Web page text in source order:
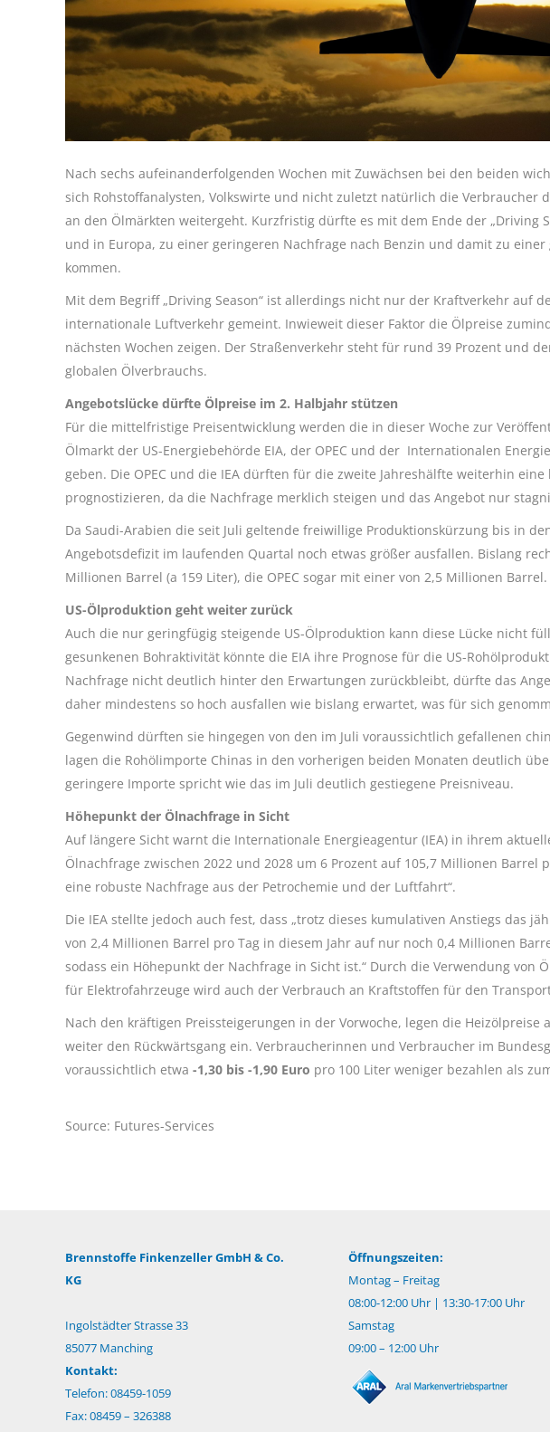
Nach sechs aufeinanderfolgenden Wochen mit Zuwächsen bei den beiden
sich Rohstoffanalysten, Volkswirte und nicht zuletzt natürlich die Verbraucher
an den Ölmärkten weitergeht. Kurzfristig dürfte es mit dem Ende der „Driving
und in Europa, zu einer geringeren Nachfrage nach Benzin und damit zu
kommen.
Mit dem Begriff „Driving Season“ ist allerdings nicht nur der Kraftverkehr auf
internationale Luftverkehr gemeint. Inwieweit dieser Faktor die Ölpreise
nächsten Wochen zeigen. Der Straßenverkehr steht für rund 39 Prozent und
globalen Ölverbrauchs.
Angebotslücke dürfte Ölpreise im 2. Halbjahr stützen
Für die mittelfristige Preisentwicklung werden die in dieser Woche zur
Ölmarkt der US-Energiebehörde EIA, der OPEC und der Internationalen
geben. Die OPEC und die IEA dürften für die zweite Jahreshälfte weiterhin
prognostizieren, da die Nachfrage merklich steigen und das Angebot nur
Da Saudi-Arabien die seit Juli geltende freiwillige Produktionskürzung bis in
Angebotsdefizit im laufenden Quartal noch etwas größer ausfallen. Bislang
Millionen Barrel (a 159 Liter), die OPEC sogar mit einer von 2,5 Millionen Barrel.
US-Ölproduktion geht weiter zurück
Auch die nur geringfügig steigende US-Ölproduktion kann diese Lücke nicht
gesunkenen Bohraktivität könnte die EIA ihre Prognose für die US-
Nachfrage nicht deutlich hinter den Erwartungen zurückbleibt, dürfte das
daher mindestens so hoch ausfallen wie bislang erwartet, was für sich
Gegenwind dürften sie hingegen von den im Juli voraussichtlich gefallenen
lagen die Rohölimporte Chinas in den vorherigen beiden Monaten deutlich
geringere Importe spricht wie das im Juli deutlich gestiegene Preisniveau.
Höhepunkt der Ölnachfrage in Sicht
Auf längere Sicht warnt die Internationale Energieagentur (IEA) in ihrem
Ölnachfrage zwischen 2022 und 2028 um 6 Prozent auf 105,7 Millionen Barrel
eine robuste Nachfrage aus der Petrochemie und der Luftfahrt“.
Die IEA stellte jedoch auch fest, dass „trotz dieses kumulativen Anstiegs das
von 2,4 Millionen Barrel pro Tag in diesem Jahr auf nur noch 0,4 Millionen
sodass ein Höhepunkt der Nachfrage in Sicht ist.“ Durch die Verwendung von
für Elektrofahrzeuge wird auch der Verbrauch an Kraftstoffen für den
Nach den kräftigen Preissteigerungen in der Vorwoche, legen die Heizölpreise
weiter den Rückwärtsgang ein. Verbraucherinnen und Verbraucher im
voraussichtlich etwa -1,30 bis -1,90 Euro pro 100 Liter weniger bezahlen als
Source: Futures-Services
Brennstoffe Finkenzeller GmbH & Co.
KG
Ingolstädter Strasse 33
85077 Manching
Kontakt:
Telefon: 08459-1059
Fax: 08459 – 326388
Öffnungszeiten:
Montag – Freitag
08:00-12:00 Uhr | 13:30-17:00 Uhr
Samstag
09:00 – 12:00 Uhr